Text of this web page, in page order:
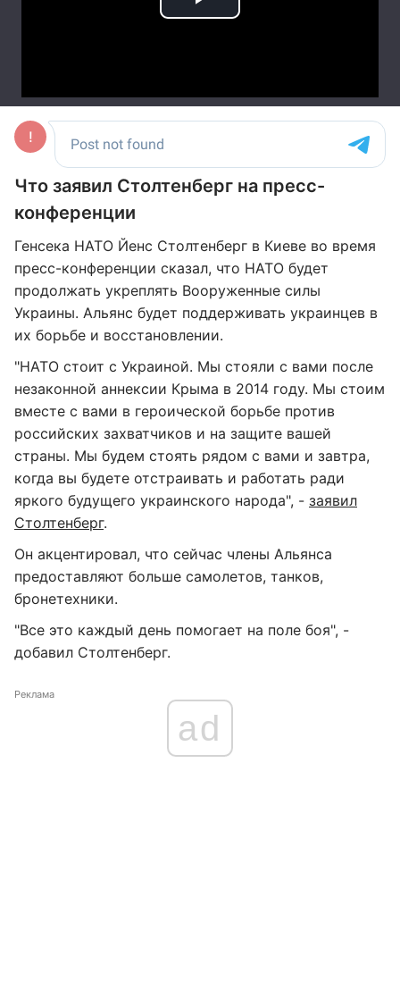
Что заявил Столтенберг на пресс-
конференции
Генсека НАТО Йенс Столтенберг в Киеве во время
пресс-конференции сказал, что НАТО будет
продолжать укреплять Вооруженные силы
Украины. Альянс будет поддерживать украинцев в
их борьбе и восстановлении.
"НАТО стоит с Украиной. Мы стояли с вами после
незаконной аннексии Крыма в 2014 году. Мы стоим
вместе с вами в героической борьбе против
российских захватчиков и на защите вашей
страны. Мы будем стоять рядом с вами и завтра,
когда вы будете отстраивать и работать ради
яркого будущего украинского народа", - заявил
Столтенберг.
Он акцентировал, что сейчас члены Альянса
предоставляют больше самолетов, танков,
бронетехники.
"Все это каждый день помогает на поле боя", -
добавил Столтенберг.
Реклама
ad